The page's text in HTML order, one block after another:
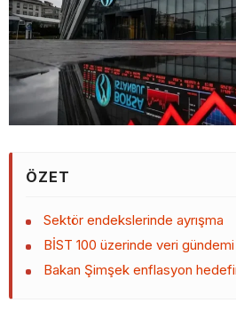
ÖZET
Sektör endekslerinde ayrışma
BİST 100 üzerinde veri
Bakan Şimşek enflasyon